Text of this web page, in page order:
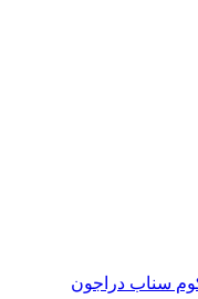
سناب دراجون